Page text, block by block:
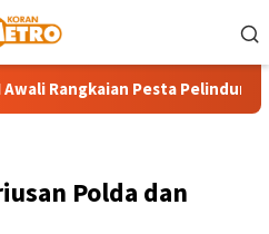
Rangkaian Pesta Pelindung
Polda dan